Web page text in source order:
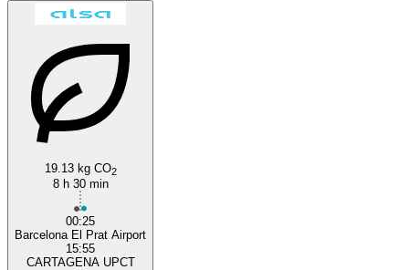
19.13 kg CO2
8 h 30 min
00:25
Barcelona El Prat Airport
15:55
CARTAGENA UPCT